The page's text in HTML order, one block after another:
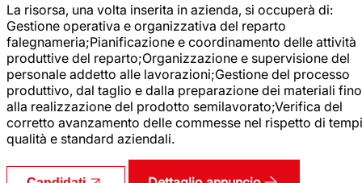
La risorsa, una volta inserita in azienda, si occuperà di:
Gestione operativa e organizzativa del reparto
falegnameria;Pianificazione e coordinamento delle attività
produttive del reparto;Organizzazione e supervisione del
personale addetto alle lavorazioni;Gestione del processo
produttivo, dal taglio e dalla preparazione dei materiali fino
alla realizzazione del prodotto semilavorato;Verifica del
corretto avanzamento delle commesse nel rispetto di
qualità e standard aziendali.